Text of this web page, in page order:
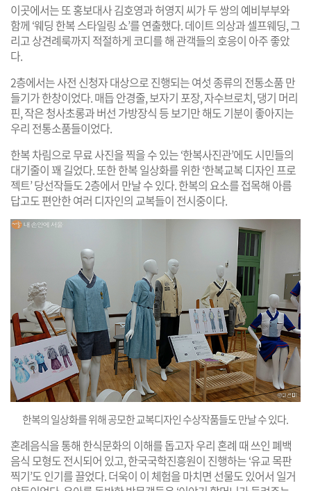
이곳에서는 또 홍보대사 김호영과 허영지 씨가 두 쌍의 예비부부와
함께 ‘웨딩 한복 스타일링 쇼’를 연출했다. 데이트 의상과 셀프웨딩, 그
리고 상견례룩까지 적절하게 코디를 해 관객들의 호응이 아주 좋았
다.
2층에서는 사전 신청자 대상으로 진행되는 여섯 종류의 전통소품 만
들기가 한창이었다. 매듭 안경줄, 보자기 포장, 자수브로치, 댕기 머리
핀, 작은 청사초롱과 버선 가방장식 등 보기만 해도 기분이 좋아지는
우리 전통소품들이었다.
한복 차림으로 무료 사진을 찍을 수 있는 ‘한복사진관’에도 시민들의
대기줄이 꽤 길었다. 또한 한복 일상화를 위한 ‘한복교복 디자인 프로
젝트’ 당선작들도 2층에서 만날 수 있다. 한복의 요소를 접목해 아름
답고도 편안한 여러 디자인의 교복들이 전시중이다.
한복의 일상화를 위해 공모한 교복디자인 수상작품들도 만날 수 있다.
혼례음식을 통해 한식문화의 이해를 돕고자 우리 혼례 때 쓰인 폐백
음식 모형도 전시되어 있고, 한국국학진흥원이 진행하는 ‘유교 목판
찍기’도 인기를 끌었다. 더욱이 이 체험을 마치면 선물도 있어서 일거